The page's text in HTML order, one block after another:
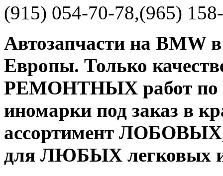
(915) 054-70-78,(965)
Автозапчасти на BMW
Европы. Только
РЕМОНТНЫХ работ
иномарки под заказ в
ассортимент ЛОБОВЫХ,
для ЛЮБЫХ легковых